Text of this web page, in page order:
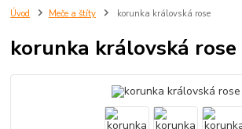
Úvod Meče a štíty korunka královská rose
korunka královská rose